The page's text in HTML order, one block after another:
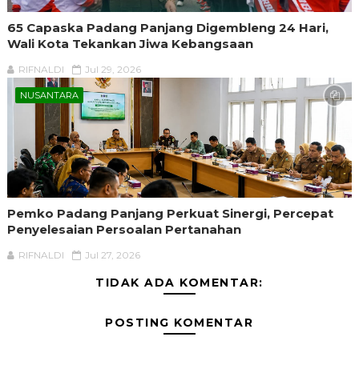
65 Capaska Padang Panjang Digembleng 24 Hari,
Wali Kota Tekankan Jiwa Kebangsaan
RIFNALDI Jul 29, 2026
NUSANTARA
Pemko Padang Panjang Perkuat Sinergi, Percepat
Penyelesaian Persoalan Pertanahan
RIFNALDI Jul 27, 2026
TIDAK ADA KOMENTAR:
POSTING KOMENTAR